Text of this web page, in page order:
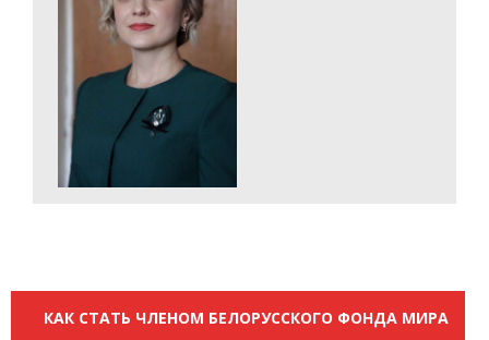
КАК СТАТЬ ЧЛЕНОМ БЕЛОРУССКОГО ФОНДА МИРА